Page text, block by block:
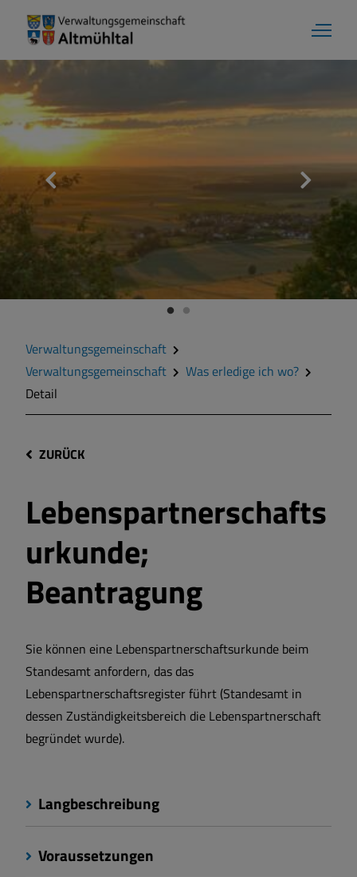
Verwaltungsgemeinschaft
Verwaltungsgemeinschaft
Was erledige ich wo?
Detail
ZURÜCK
Lebenspartnerschafts
urkunde;
Beantragung
Sie können eine Lebenspartnerschaftsurkunde beim
Standesamt anfordern, das das
Lebenspartnerschaftsregister führt (Standesamt in
dessen Zuständigkeitsbereich die Lebenspartnerschaft
begründet wurde).
Langbeschreibung
Voraussetzungen